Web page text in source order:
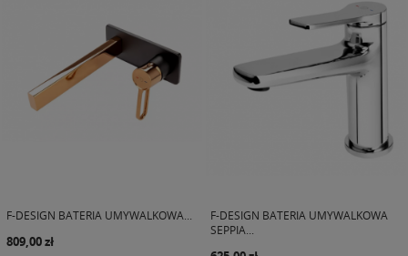
F-DESIGN BATERIA UMYWALKOWA...
809,00 zł
F-DESIGN BATERIA UMYWALKOWA
SEPPIA...